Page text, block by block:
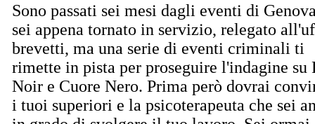
Sono passati sei mesi dagli eventi di
sei appena tornato in servizio, relegato
brevetti, ma una serie di eventi criminali ti
rimette in pista per proseguire l'indagine su
Noir e Cuore Nero. Prima però dovrai
i tuoi superiori e la psicoterapeuta che sei